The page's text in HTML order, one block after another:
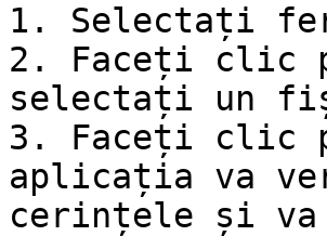
1. Selectați
2. Faceți clic
selectați un
3. Faceți clic
aplicația va
cerințele și va